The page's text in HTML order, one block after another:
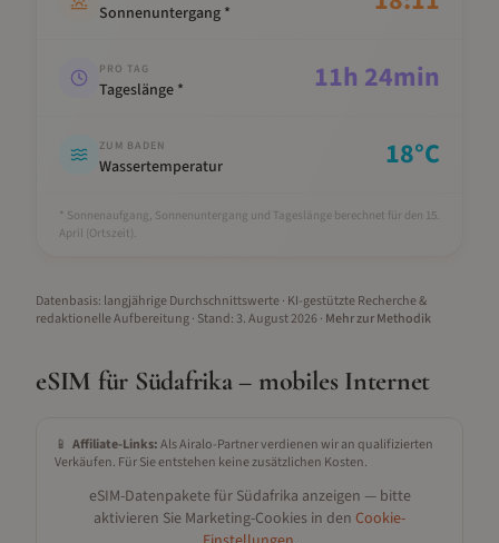
Sonnenuntergang *
PRO TAG
Tageslänge * 11h 24min
ZUM BADEN
Wassertemperatur 18°C
* Sonnenaufgang, Sonnenuntergang und Tageslänge berechnet für den 15.
April (Ortszeit).
Datenbasis: langjährige Durchschnittswerte · KI-gestützte Recherche &
redaktionelle Aufbereitung· Stand: 3. August 2026· Mehr zur Methodik
eSIM für Südafrika– mobiles Internet
📱 Affiliate-Links:Als Airalo-Partner verdienen wir an qualifizierten
Verkäufen. Für Sie entstehen keine zusätzlichen Kosten.
eSIM-Datenpakete für Südafrika anzeigen — bitte
aktivieren Sie Marketing-Cookies in den Cookie-